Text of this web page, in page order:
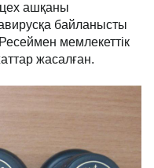
ашқаны
байланысты
мемлекеттік
жасалған.